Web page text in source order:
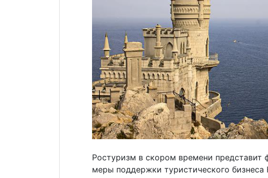
Ростуризм в скором времени представит
меры поддержки туристического